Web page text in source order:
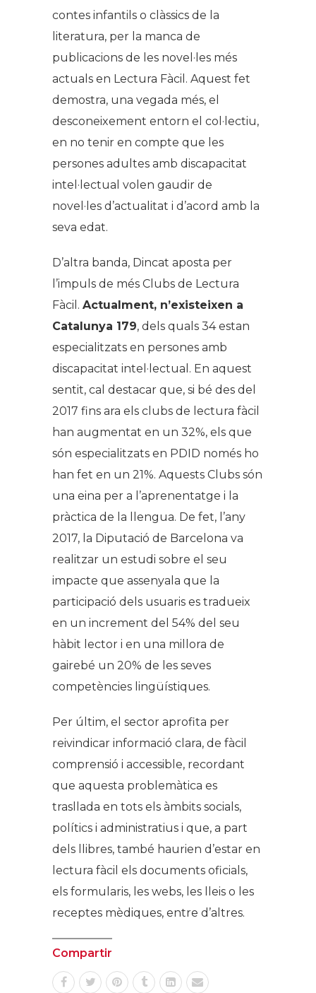
contes infantils o clàssics de la
literatura, per la manca de
publicacions de les novel·les més
actuals en Lectura Fàcil. Aquest fet
demostra, una vegada més, el
desconeixement entorn el col·lectiu,
en no tenir en compte que les
persones adultes amb discapacitat
intel·lectual volen gaudir de
novel·les d’actualitat i d’acord amb la
seva edat.
D’altra banda, Dincat aposta per
l’impuls de més Clubs de Lectura
Fàcil. Actualment, n’existeixen a
Catalunya 179, dels quals 34 estan
especialitzats en persones amb
discapacitat intel·lectual. En aquest
sentit, cal destacar que, si bé des del
2017 fins ara els clubs de lectura fàcil
han augmentat en un 32%, els que
són especialitzats en PDID només ho
han fet en un 21%. Aquests Clubs són
una eina per a l’aprenentatge i la
pràctica de la llengua. De fet, l’any
2017, la Diputació de Barcelona va
realitzar un estudi sobre el seu
impacte que assenyala que la
participació dels usuaris es tradueix
en un increment del 54% del seu
hàbit lector i en una millora de
gairebé un 20% de les seves
competències lingüístiques.
Per últim, el sector aprofita per
reivindicar informació clara, de fàcil
comprensió i accessible, recordant
que aquesta problemàtica es
trasllada en tots els àmbits socials,
polítics i administratius i que, a part
dels llibres, també haurien d’estar en
lectura fàcil els documents oficials,
els formularis, les webs, les lleis o les
receptes mèdiques, entre d’altres.
Compartir